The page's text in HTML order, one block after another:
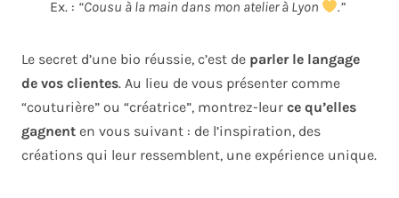
Ex. : “Cousu à la main dans mon atelier à Lyon .”
Le secret d’une bio réussie, c’est de parler le langage
de vos clientes. Au lieu de vous présenter comme
“couturière” ou “créatrice”, montrez-leur ce qu’elles
gagnent en vous suivant : de l’inspiration, des
créations qui leur ressemblent, une expérience unique.